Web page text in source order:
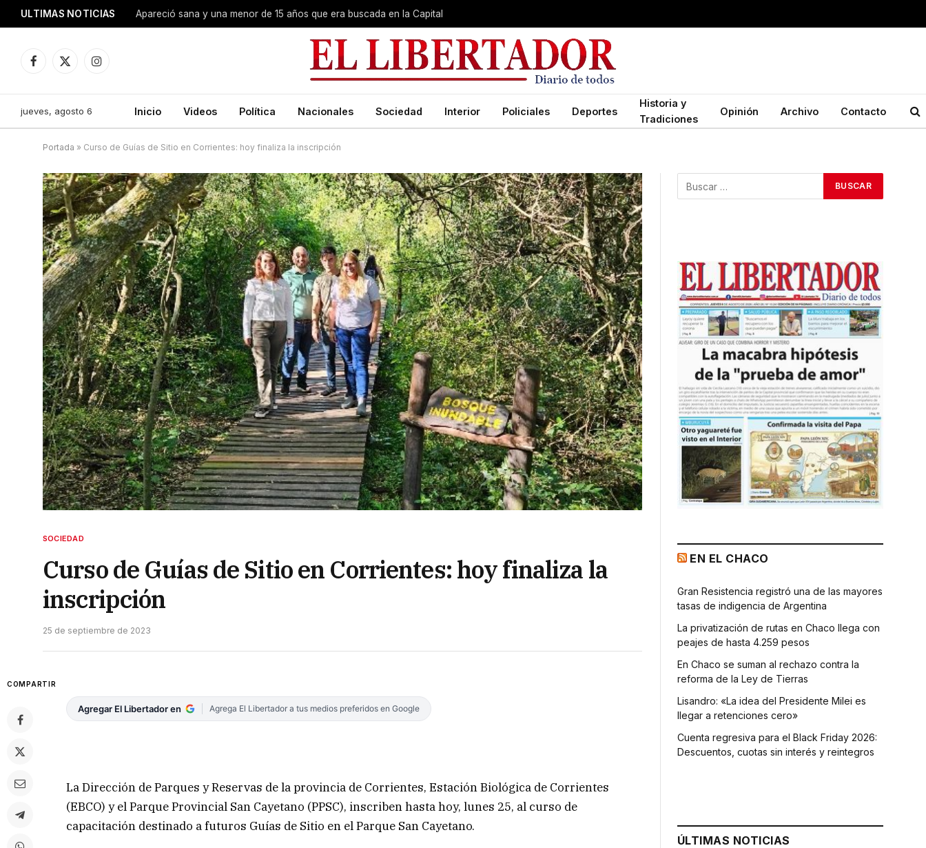
ULTIMAS NOTICIAS Apareció sana y una menor de 15 años que era buscada en la Capital
Facebook
X
Instagram
jueves, agosto 6 Inicio Videos Política Nacionales Sociedad Interior Policiales Deportes
Historia y
Tradiciones
Opinión Archivo Contacto
Portada » Curso de Guías de Sitio en Corrientes: hoy finaliza la inscripción
SOCIEDAD
Curso de Guías de Sitio en Corrientes: hoy finaliza la
inscripción
25 de septiembre de 2023
COMPARTIR
Agregar El Libertador en Agrega El Libertador a tus medios preferidos en Google
La Dirección de Parques y Reservas de la provincia de Corrientes, Estación Biológica de Corrientes
(EBCO) y el Parque Provincial San Cayetano (PPSC), inscriben hasta hoy, lunes 25, al curso de
capacitación destinado a futuros Guías de Sitio en el Parque San Cayetano.
EN EL CHACO
Gran Resistencia registró una de las mayores
tasas de indigencia de Argentina
La privatización de rutas en Chaco llega con
peajes de hasta 4.259 pesos
En Chaco se suman al rechazo contra la
reforma de la Ley de Tierras
Lisandro: «La idea del Presidente Milei es
llegar a retenciones cero»
Cuenta regresiva para el Black Friday 2026:
Descuentos, cuotas sin interés y reintegros
ÚLTIMAS NOTICIAS